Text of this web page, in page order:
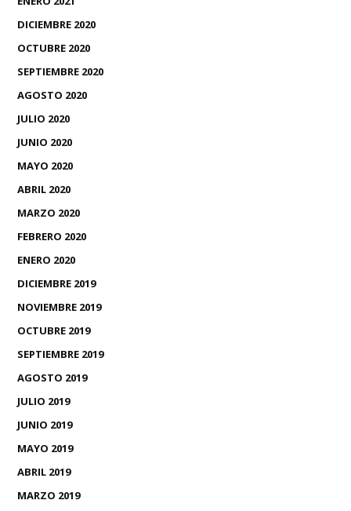
DICIEMBRE 2020
OCTUBRE 2020
SEPTIEMBRE 2020
AGOSTO 2020
JULIO 2020
JUNIO 2020
MAYO 2020
ABRIL 2020
MARZO 2020
FEBRERO 2020
ENERO 2020
DICIEMBRE 2019
NOVIEMBRE 2019
OCTUBRE 2019
SEPTIEMBRE 2019
AGOSTO 2019
JULIO 2019
JUNIO 2019
MAYO 2019
ABRIL 2019
MARZO 2019